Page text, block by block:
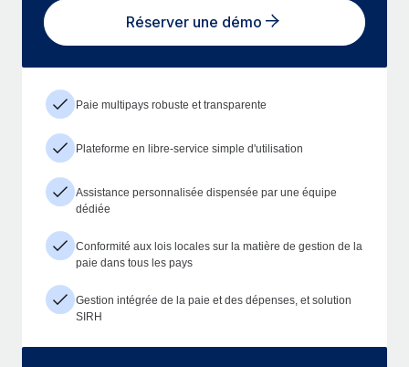
Réserver une démo
Paie multipays robuste et transparente
Plateforme en libre-service simple d'utilisation
Assistance personnalisée dispensée par une équipe
dédiée
Conformité aux lois locales sur la matière de gestion de la
paie dans tous les pays
Gestion intégrée de la paie et des dépenses, et solution
SIRH